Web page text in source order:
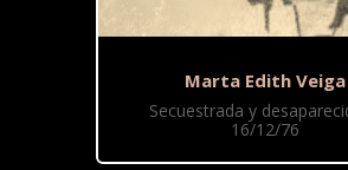
Marta Edith Veiga
Secuestrada y
16/12/76